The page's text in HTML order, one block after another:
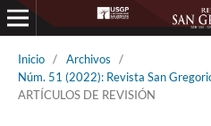
Inicio / Archivos
/
Núm. 51 (2022): Revista San
ARTÍCULOS DE REVISIÓN